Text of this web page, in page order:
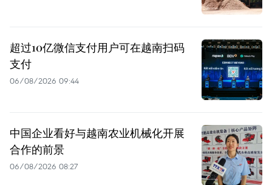
超过10亿微信支付用户可在越南扫码
支付
06/08/2026 09:44
中国企业看好与越南农业机械化开展
合作的前景
06/08/2026 08:27